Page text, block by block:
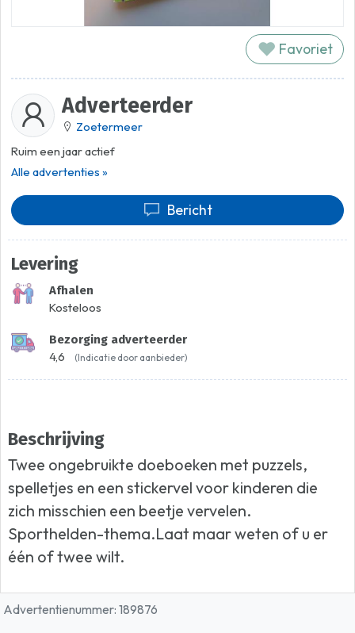
Favoriet
Adverteerder
Zoetermeer
Ruim een jaar actief
Alle advertenties »
Bericht
Levering
Afhalen
Kosteloos
Bezorging adverteerder
4,6 (Indicatie door aanbieder)
Beschrijving
Twee ongebruikte doeboeken met puzzels,
spelletjes en een stickervel voor kinderen die
zich misschien een beetje vervelen.
Sporthelden-thema.Laat maar weten of u er
één of twee wilt.
Advertentienummer: 189876